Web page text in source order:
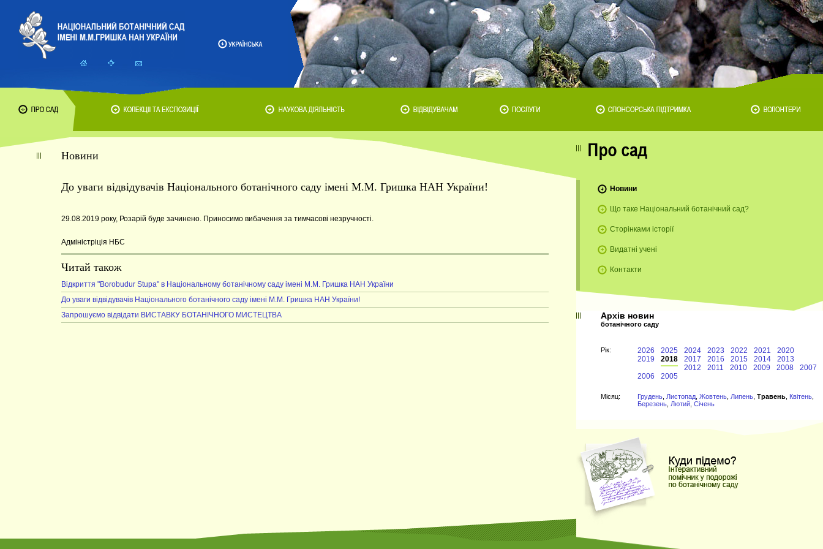
Новини
До уваги відвідувачів Національного ботанічного саду імені М.М. Гришка НАН України!
29.08.2019 року, Розарій буде зачинено. Приносимо вибачення за тимчасові незручності.
Адміністріція НБС
Читай також
Відкриття "Borobudur Stupa" в Національному ботанічному саду імені М.М. Гришка НАН України
До уваги відвідувачів Національного ботанічного саду імені М.М. Гришка НАН України!
Запрошуємо відвідати ВИСТАВКУ БОТАНІЧНОГО МИСТЕЦТВА
Новини
Що таке Національний ботанічний сад?
Сторінками історії
Видатні учені
Контакти
Архів новин
ботанічного саду
Рiк: 2026 2025 2024 2023 2022 2021
2020
2019
2018 2017 2016 2015 2014
2013
2012
2011 2010 2009 2008
2007
2006
2005
Мiсяц: Грудень Листопад Жовтень Липень Травень Квітень
Березень Лютий Січень